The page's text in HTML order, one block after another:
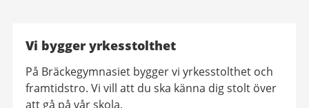
Vi bygger yrkesstolthet
På Bräckegymnasiet bygger vi yrkesstolthet och
framtidstro. Vi vill att du ska känna dig stolt över
att gå på vår skola.